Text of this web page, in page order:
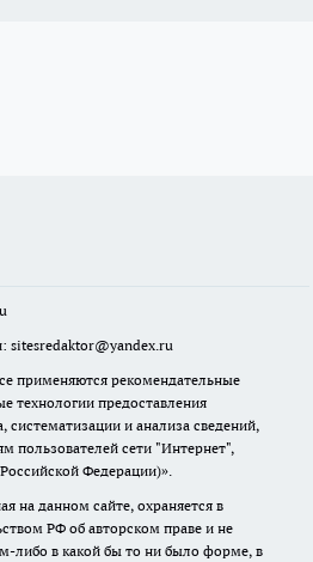
sitesredaktor@yandex.ru
применяются рекомендательные
технологии предоставления
и анализа сведений,
пользователей сети "Интернет",
Федерации)».
на данном сайте, охраняется в
РФ об авторском праве и не
либо в какой бы то ни было форме, в